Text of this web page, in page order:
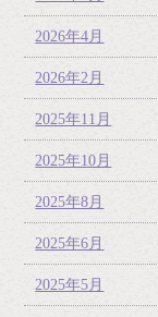
2026年4月
2026年2月
2025年11月
2025年10月
2025年8月
2025年6月
2025年5月